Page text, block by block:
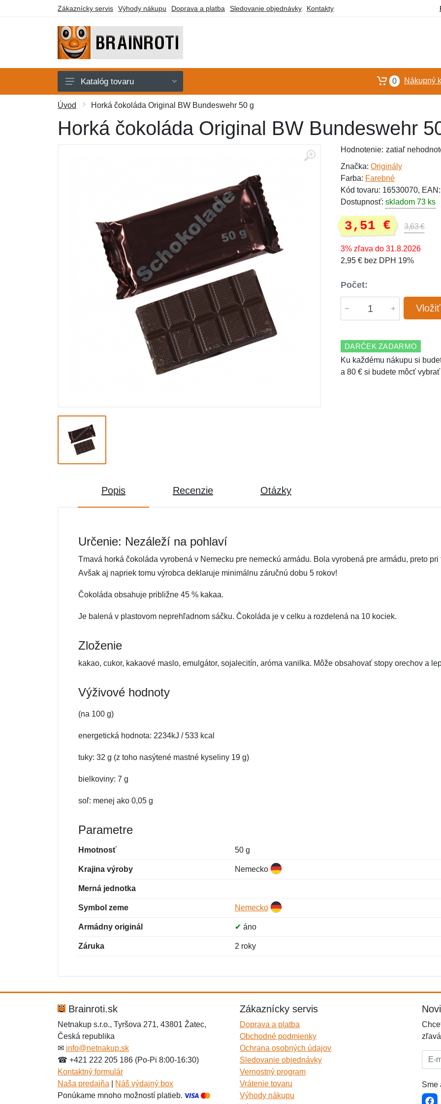
Zákaznícky servis Výhody nákupu Doprava a platba Sledovanie objednávky Kontakty
Karty
Kľúčenky
Výpredaj
Katalóg tovaru 0 Nákupný
Úvod Horká čokoláda Original BW Bundeswehr 50 g
Horká čokoláda Original BW Bundeswehr
Hodnotenie: zatiaľ
Značka: Originály
Farba: Farebné
Kód tovaru: 16530070,
Dostupnosť: skladom 73 ks
3,51 € 3,63 €
3% zľava do 31.8.2026
2,95 € bez DPH 19%
Počet:
DARČEK ZADARMO
Ku každému nákupu si
a 80 € si budete môcť
Popis Recenzie Otázky
Určenie: Nezáleží na pohlaví
Tmavá horká čokoláda vyrobená v Nemecku pre nemeckú armádu. Bola vyrobená pre armádu, preto
Avšak aj napriek tomu výrobca deklaruje minimálnu záručnú dobu 5 rokov!
Čokoláda obsahuje približne 45 % kakaa.
Je balená v plastovom neprehľadnom sáčku. Čokoláda je v celku a rozdelená na 10 kociek.
Zloženie
kakao, cukor, kakaové maslo, emulgátor, sojalecitín, aróma vanilka. Môže obsahovať stopy orechov a
Výživové hodnoty
(na 100 g)
energetická hodnota: 2234kJ / 533 kcal
tuky: 32 g (z toho nasýtené mastné kyseliny 19 g)
bielkoviny: 7 g
soľ: menej ako 0,05 g
Parametre
Hmotnosť 50 g
Krajina výroby Nemecko
Merná jednotka
Symbol zeme Nemecko
Armádny originál ✔ áno
Záruka 2 roky
Správa*
Správa*
Brainroti.sk
Netnakup s.r.o., Tyršova 271, 43801 Žatec,
Česká republika
✉ info@netnakup.sk
☎ +421 222 205 186 (Po-Pi 8:00-16:30)
Kontaktný formulár
Naša predajňa
Náš výdajný box
Ponúkame mnoho možností platieb.
Zákaznícky servis
Doprava a platba
Obchodné podmienky
Ochrana osobných údajov
Sledovanie objednávky
Vernostný program
Vrátenie tovaru
Výhody nákupu
E-
Sme